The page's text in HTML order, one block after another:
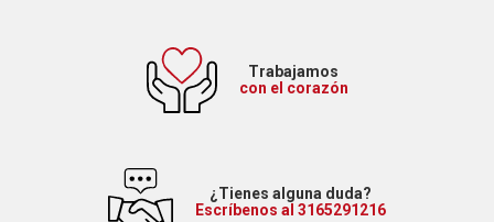
Trabajamos
con el corazón
¿Tienes alguna duda?
Escríbenos al 3165291216